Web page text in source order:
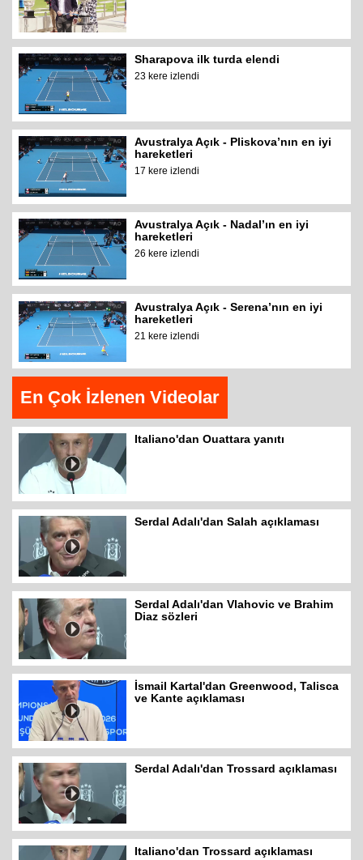
Sharapova ilk turda elendi
23 kere izlendi
Avustralya Açık - Pliskova’nın en iyi
hareketleri
17 kere izlendi
Avustralya Açık - Nadal’ın en iyi
hareketleri
26 kere izlendi
Avustralya Açık - Serena’nın en iyi
hareketleri
21 kere izlendi
En Çok İzlenen Videolar
Italiano'dan Ouattara yanıtı
Serdal Adalı'dan Salah açıklaması
Serdal Adalı'dan Vlahovic ve Brahim
Diaz sözleri
İsmail Kartal'dan Greenwood, Talisca
ve Kante açıklaması
Serdal Adalı'dan Trossard açıklaması
Italiano'dan Trossard açıklaması